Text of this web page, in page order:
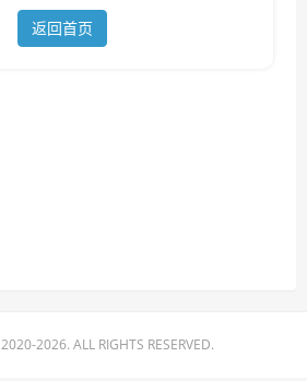
返回首页
2026. ALL RIGHTS RESERVED.